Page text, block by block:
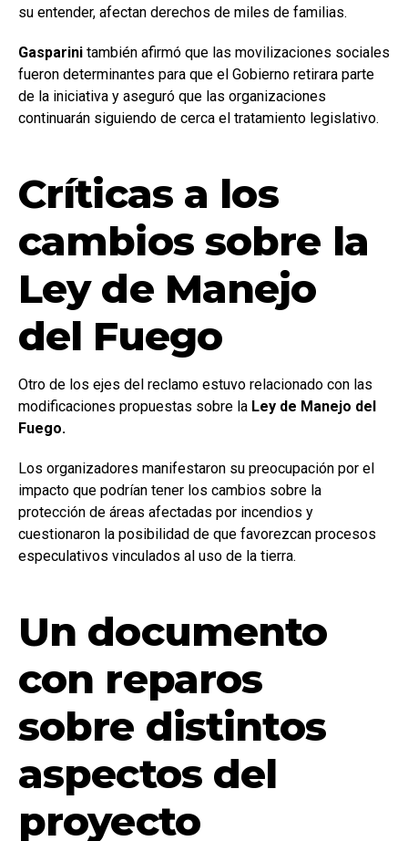
su entender, afectan derechos de miles de familias.
Gasparini también afirmó que las movilizaciones sociales
fueron determinantes para que el Gobierno retirara parte
de la iniciativa y aseguró que las organizaciones
continuarán siguiendo de cerca el tratamiento legislativo.
Críticas a los
cambios sobre la
Ley de Manejo
del Fuego
Otro de los ejes del reclamo estuvo relacionado con las
modificaciones propuestas sobre la Ley de Manejo del
Fuego.
Los organizadores manifestaron su preocupación por el
impacto que podrían tener los cambios sobre la
protección de áreas afectadas por incendios y
cuestionaron la posibilidad de que favorezcan procesos
especulativos vinculados al uso de la tierra.
Un documento
con reparos
sobre distintos
aspectos del
proyecto